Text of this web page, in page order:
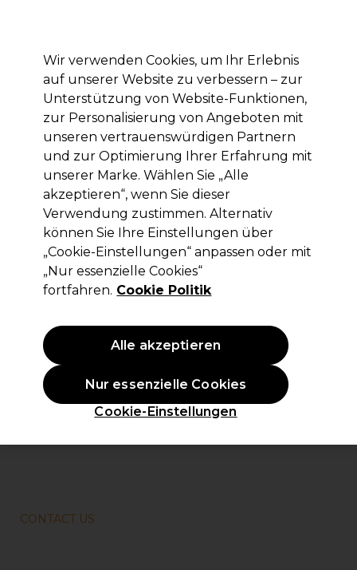
Anmelden
Marken Deals Haare Elektrogeräte Saloneinrichtung
Lieferung und Lieferzeiten
– mehr erfahren
dynamiclinks
TRAINING COURSES BEGINNERS ALL
TRAINING
COURSES
intermediate
TRAINING
COURSES
advanced ALL
http://staging-ukweb-sally.demandware.net/s/salon-
services/training/hair%20training%20courses/?
TRAINING
COURSES
HAIR ALL
CONTACT US
Wir verwenden Cookies, um Ihr Erlebnis
auf unserer Website zu verbessern – zur
Unterstützung von Website-Funktionen,
zur Personalisierung von Angeboten mit
unseren vertrauenswürdigen Partnern
und zur Optimierung Ihrer Erfahrung mit
unserer Marke. Wählen Sie „Alle
akzeptieren“, wenn Sie dieser
Verwendung zustimmen. Alternativ
können Sie Ihre Einstellungen über
„Cookie-Einstellungen“ anpassen oder mit
„Nur essenzielle Cookies“
fortfahren. Cookie Politik
Cookie-Einstellungen
Nur essenzielle Cookies
Alle akzeptieren